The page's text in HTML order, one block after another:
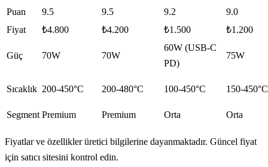
Puan 9.5 9.5 9.2
9.0
Fiyat
₺4.800 ₺4.200 ₺1.500 ₺1.200
Güç 70W 70W
60W (USB-C
PD)
75W
Sıcaklık 200-450°C 200-480°C 100-450°C 150-450°C
Segment Premium Premium Orta Orta
Fiyatlar ve özellikler üretici bilgilerine dayanmaktadır. Güncel fiyat
için satıcı sitesini kontrol edin.